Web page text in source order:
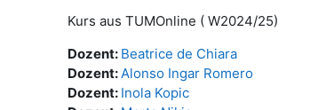
Kurs aus TUMOnline ( W2024/25)
Dozent: Beatrice de Chiara
Dozent:Alonso Ingar Romero
Dozent: Inola Kopic